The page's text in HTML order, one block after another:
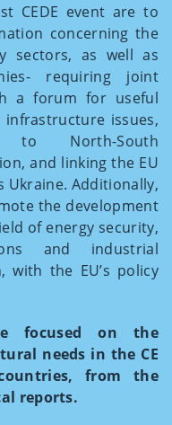
CEDE event are to
concerning the
sectors, as well as
requiring joint
a forum for useful
infrastructure issues,
North-South
and linking the EU
Ukraine. Additionally,
the development
of energy security,
and industrial
with the EU’s policy
focused on the
needs in the CE
from the
reports.